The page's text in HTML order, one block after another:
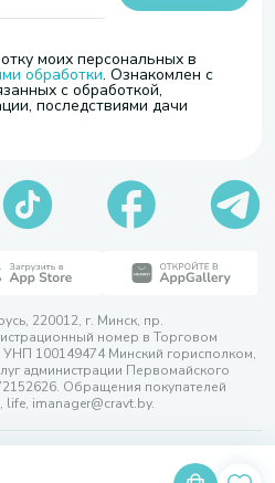
моих персональных в
обработки. Ознакомлен с
с обработкой,
последствиями дачи
220012, г. Минск, пр.
номер в Торговом
100149474 Минский горисполком,
администрации Первомайского
Обращения покупателей
imanager@cravt.by.